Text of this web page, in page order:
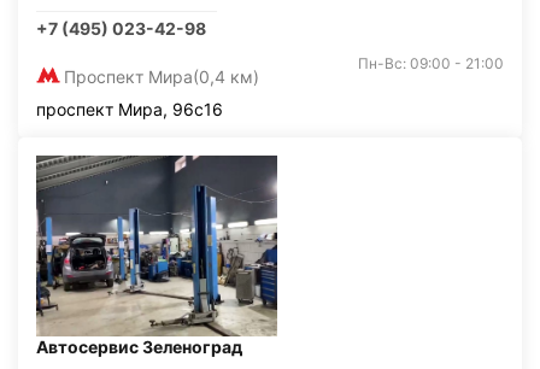
+7 (495) 023-42-98
Проспект Мира(0,4 км)
Пн-Вс: 09:00 - 21:00
проспект Мира, 96с16
Автосервис Зеленоград